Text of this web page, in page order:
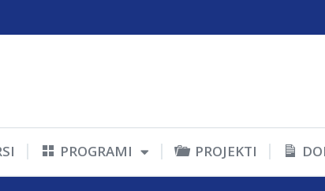
PROGRAMI PROJEKTI